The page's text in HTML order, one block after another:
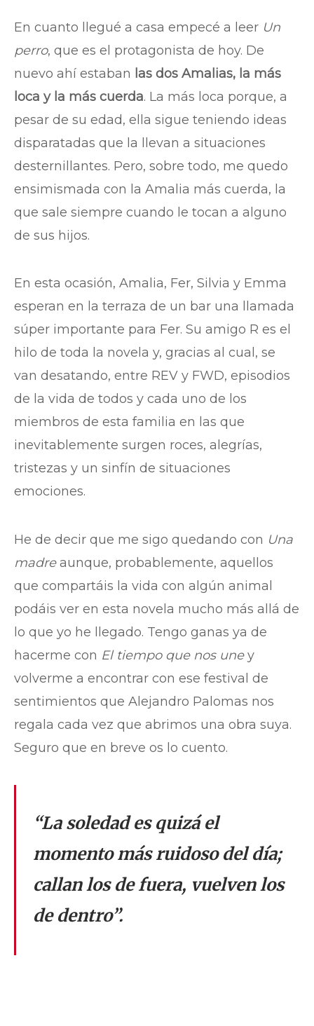
En cuanto llegué a casa empecé a leer Un
perro, que es el protagonista de hoy. De
nuevo ahí estaban las dos Amalias, la más
loca y la más cuerda. La más loca porque, a
pesar de su edad, ella sigue teniendo ideas
disparatadas que la llevan a situaciones
desternillantes. Pero, sobre todo, me quedo
ensimismada con la Amalia más cuerda, la
que sale siempre cuando le tocan a alguno
de sus hijos.
En esta ocasión, Amalia, Fer, Silvia y Emma
esperan en la terraza de un bar una llamada
súper importante para Fer. Su amigo R es el
hilo de toda la novela y, gracias al cual, se
van desatando, entre REV y FWD, episodios
de la vida de todos y cada uno de los
miembros de esta familia en las que
inevitablemente surgen roces, alegrías,
tristezas y un sinfín de situaciones
emociones.
He de decir que me sigo quedando con Una
madreaunque, probablemente, aquellos
que compartáis la vida con algún animal
podáis ver en esta novela mucho más allá de
lo que yo he llegado. Tengo ganas ya de
hacerme con El tiempo que nos uney
volverme a encontrar con ese festival de
sentimientos que Alejandro Palomas nos
regala cada vez que abrimos una obra suya.
Seguro que en breve os lo cuento.
“La soledad es quizá el
momento más ruidoso del día;
callan los de fuera, vuelven los
de dentro”.